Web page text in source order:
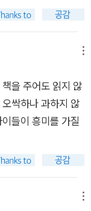
상상하며 출발한
맞추어져 있으면서
음을 사로잡아 미
보면 자연스럽게
을 주어도 읽지 않
싹하나 과하지 않
들이 흥미를 가질